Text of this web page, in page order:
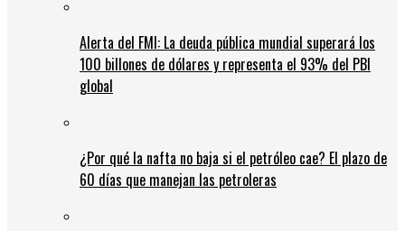
Alerta del FMI: La deuda pública mundial superará los
100 billones de dólares y representa el 93% del PBI
global
¿Por qué la nafta no baja si el petróleo cae? El plazo de
60 días que manejan las petroleras